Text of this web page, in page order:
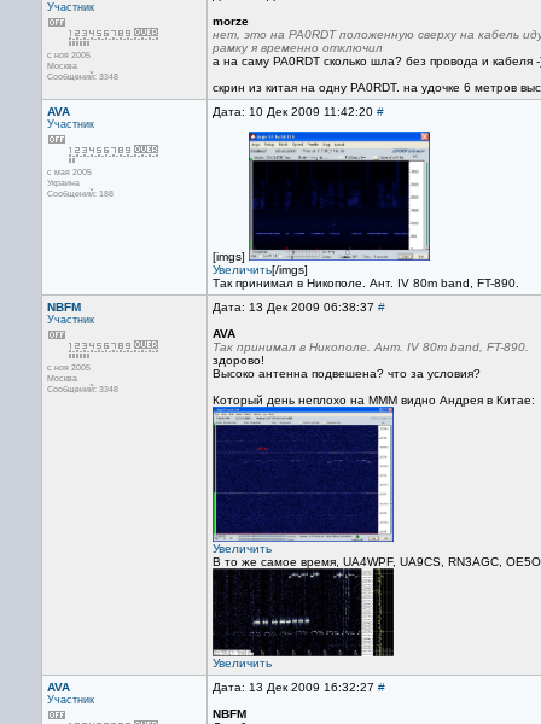
Участник
с ноя 2005
Москва
Сообщений: 3348
morze
нет, это на PA0RDT положенную сверху на кабель
рамку я временно отключил
а на саму PA0RDT сколько шла? без провода и кабеля -
скрин из китая на одну PA0RDT. на удочке 6 метров
AVA
Участник
с мая 2005
Украина
Сообщений: 188
Дата: 10 Дек 2009 11:42:20 #
[imgs]
Увеличить[/imgs]
Так принимал в Никополе. Ант. IV 80m band, FT-890.
NBFM
Участник
с ноя 2005
Москва
Сообщений: 3348
Дата: 13 Дек 2009 06:38:37 #
AVA
Так принимал в Никополе. Ант. IV 80m band, FT-890.
здорово!
Высоко антенна подвешена? что за условия?
Который день неплохо на МММ видно Андрея в Китае:
Увеличить
В то же самое время, UA4WPF, UA9CS, RN3AGC,
Увеличить
AVA
Участник
Дата: 13 Дек 2009 16:32:27 #
NBFM